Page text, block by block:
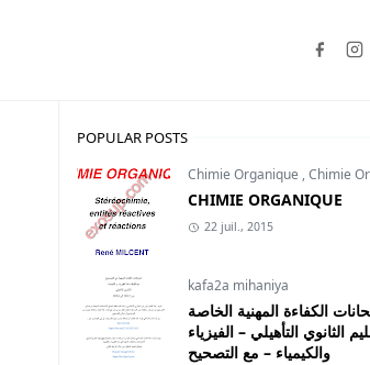
POPULAR POSTS
Chimie Organique ,Chimie
CHIMIE ORGANIQUE
22 juil., 2015
kafa2a mihaniya
الكفاءة المهنية الخاصة
الثانوي التأهيلي – الفيزياء
والكيمياء – مع التصحيح